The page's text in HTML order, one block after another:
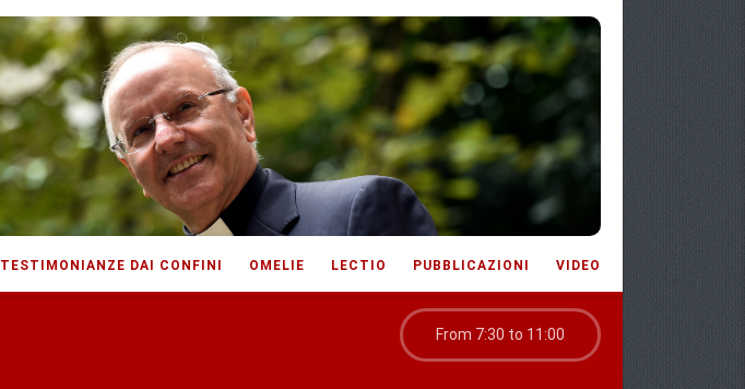
TESTIMONIANZE DAI CONFINI OMELIE LECTIO PUBBLICAZIONI VIDEO
From 7:30 to 11:00